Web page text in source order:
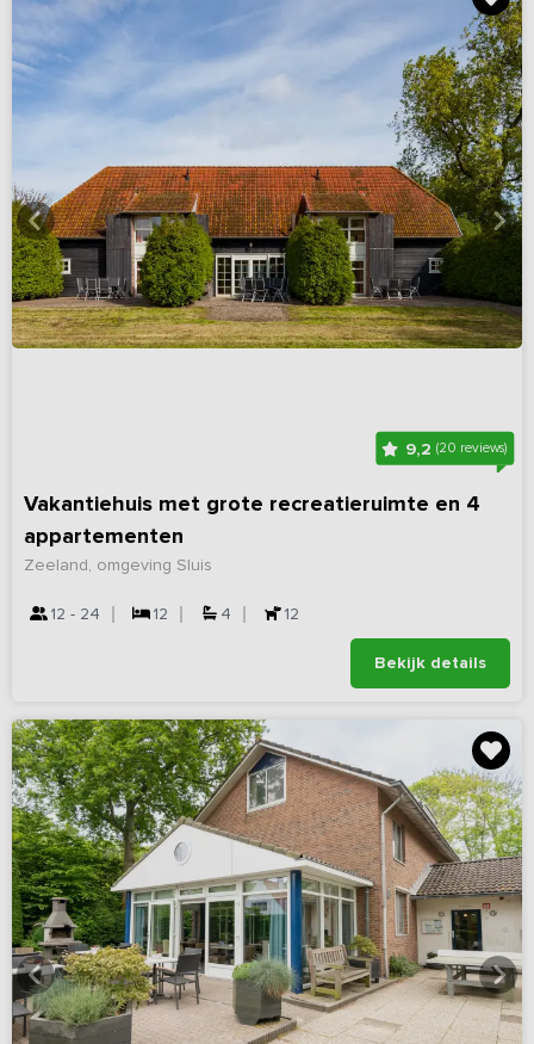
9,2 (20 reviews)
Vakantiehuis met grote recreatieruimte en 4
appartementen
Zeeland, omgeving Sluis
12 - 24 12 4 12
Bekijk details